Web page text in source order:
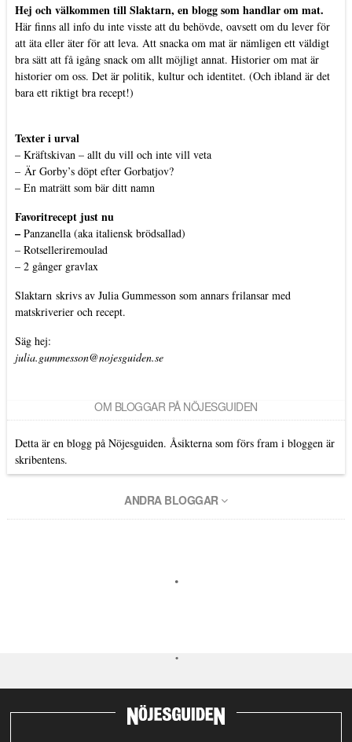
Hej och välkommen till Slaktarn, en blogg som handlar om mat.
Här finns all info du inte visste att du behövde, oavsett om du lever för
att äta eller äter för att leva. Att snacka om mat är nämligen ett väldigt
bra sätt att få igång snack om allt möjligt annat. Historier om mat är
historier om oss. Det är politik, kultur och identitet. (Och ibland är det
bara ett riktigt bra recept!)
Texter i urval
– Kräftskivan – allt du vill och inte vill veta
– Är Gorby’s döpt efter Gorbatjov?
– En maträtt som bär ditt namn
Favoritrecept just nu
– Panzanella (aka italiensk brödsallad)
– Rotselleriremoulad
– 2 gånger gravlax
Slaktarn skrivs av Julia Gummesson som annars frilansar med
matskriverier och recept.
Säg hej:
julia.gummesson@nojesguiden.se
OM BLOGGAR PÅ NÖJESGUIDEN
Detta är en blogg på Nöjesguiden. Åsikterna som förs fram i bloggen är
skribentens.
ANDRA BLOGGAR